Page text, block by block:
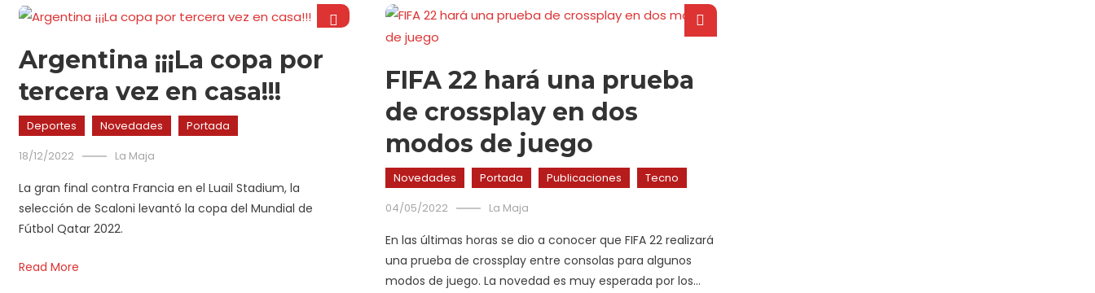
Argentina ¡¡¡La copa por
tercera vez en casa!!!
Deportes Novedades
Portada
18/12/2022
La Maja
La gran final contra Francia en el Luail Stadium, la
selección de Scaloni levantó la copa del Mundial de
Fútbol Qatar 2022.
Read More
FIFA 22 hará una prueba
de crossplay en dos
modos de juego
Novedades Portada Publicaciones
Tecno
04/05/2022
La Maja
En las últimas horas se dio a conocer que FIFA 22 realizará
una prueba de crossplay entre consolas para algunos
modos de juego. La novedad es muy esperada por los…